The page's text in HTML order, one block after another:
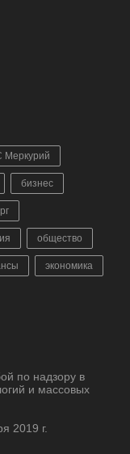
бизнес
общество
экономика
по надзору в
и массовых
2019 г.